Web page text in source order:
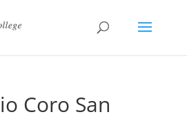
Coro San